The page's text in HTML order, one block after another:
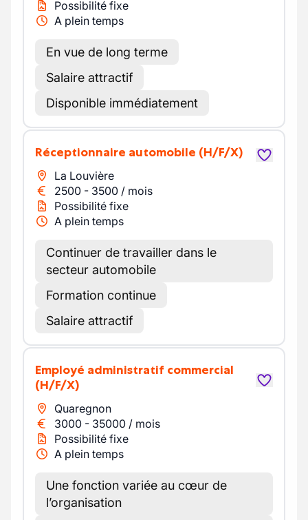
Possibilité fixe
A plein temps
En vue de long terme
Salaire attractif
Disponible immédiatement
Réceptionnaire automobile (H/F/X)
La Louvière
2500 - 3500 / mois
Possibilité fixe
A plein temps
Continuer de travailler dans le
secteur automobile
Formation continue
Salaire attractif
Employé administratif commercial
(H/F/X)
Quaregnon
3000 - 35000 / mois
Possibilité fixe
A plein temps
Une fonction variée au cœur de
l’organisation